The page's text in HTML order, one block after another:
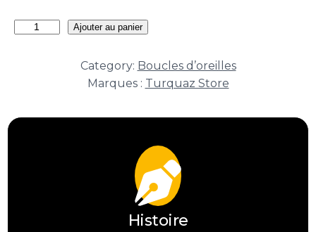
35,00 €
quantité
Ajouter au panier
Category: Boucles d’oreilles
Marques : Turquaz Store
Histoire